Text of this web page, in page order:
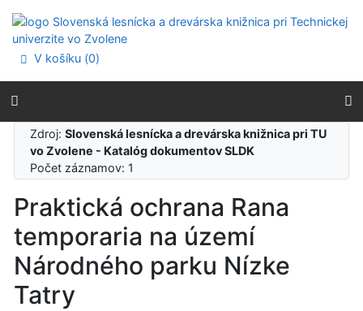
Prejsť na menu
Prehlásenie o webovej prístupnosti
V košíku (0)
Zdroj:Slovenská lesnícka a drevárska knižnica pri TU
vo Zvolene - Katalóg dokumentov SLDK
Počet záznamov: 1
Praktická ochrana Rana
temporaria na území
Národného parku Nízke
Tatry